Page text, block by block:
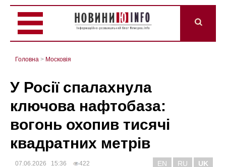
Головна > Mосковія
У Росії спалахнула
ключова нафтобаза:
вогонь охопив тисячі
квадратних метрів
07.06.2026 15:36 422 EN RU UK